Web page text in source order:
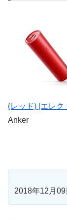
(レッド) [エレク
Anker
2018年12月09